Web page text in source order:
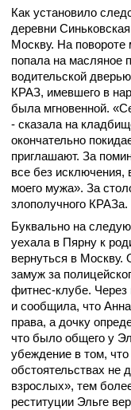
Как установило
деревни
Москву. На
попала на масляное
водительской
КРАЗ, имевшего в
была мгновенной.
- сказала на
окончательно
приглашают. За
все без исключения,
моего мужа». За
злополучного КРАЗа.
Буквально на
уехала в Пярну к
вернуться в
замуж за
фитнес-клубе. Через
и сообщила, что
права, а дочку
что было общего у
убеждение в том, что
обстоятельствах не
взрослых», тем
реституции Эльге